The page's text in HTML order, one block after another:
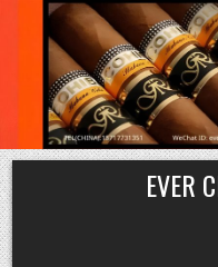
Skip
to
content
EVER